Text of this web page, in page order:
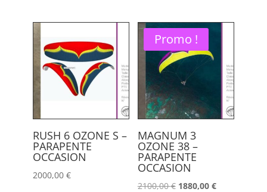
RUSH 6 OZONE S –
PARAPENTE
OCCASION
2000,00 €
Promo !
MAGNUM 3
OZONE 38 –
PARAPENTE
OCCASION
2100,00€ Le
1880,00 €Le